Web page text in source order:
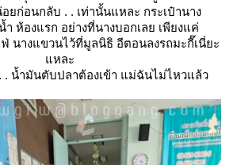
ยก่อนกลับ . . เท่านั้นแหละ กระเป๋านาง
ห้องแรก อย่างที่นางบอกเลย เพียงแค่
นางแขวนไว้ที่มูลนิธิ อีตอนลงรถมะกี๊เนี่ยะ
หละ
น้ำมันตับปลาต้องเข้า แม่ฉันไม่ไหวแล้ว